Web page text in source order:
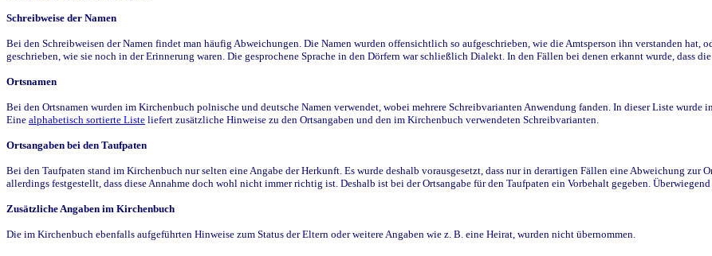
Schreibweise der Namen
Bei den Schreibweisen der Namen findet man häufig Abweichungen. Die Namen wurden offensichtlich so aufgeschrieben, wie die Amtsperson ihn verstanden hat,
geschrieben, wie sie noch in der Erinnerung waren. Die gesprochene Sprache in den Dörfern war schließlich Dialekt. In den Fällen bei denen erkannt wurde, dass
Ortsnamen
Bei den Ortsnamen wurden im Kirchenbuch polnische und deutsche Namen verwendet, wobei mehrere Schreibvarianten Anwendung fanden. In dieser Liste wurde
Eine alphabetisch sortierte Liste liefert zusätzliche Hinweise zu den Ortsangaben und den im Kirchenbuch verwendeten Schreibvarianten.
Ortsangaben bei den Taufpaten
Bei den Taufpaten stand im Kirchenbuch nur selten eine Angabe der Herkunft. Es wurde deshalb vorausgesetzt, dass nur in derartigen Fällen eine Abweichung zur
allerdings festgestellt, dass diese Annahme doch wohl nicht immer richtig ist. Deshalb ist bei der Ortsangabe für den Taufpaten ein Vorbehalt gegeben.
Zusätzliche Angaben im Kirchenbuch
Die im Kirchenbuch ebenfalls aufgeführten Hinweise zum Status der Eltern oder weitere Angaben wie z. B. eine Heirat, wurden nicht übernommen.